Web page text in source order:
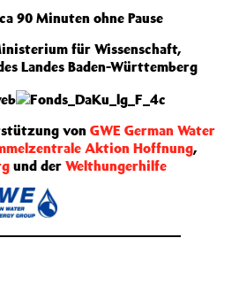
90 Minuten ohne Pause
für Wissenschaft,
Landes Baden-Württemberg
von GWE German Water
Aktion Hoffnung,
und der Welthungerhilfe